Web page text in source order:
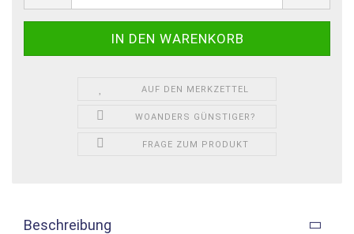
AUF DEN MERKZETTEL
WOANDERS GÜNSTIGER?
FRAGE ZUM PRODUKT
Beschreibung